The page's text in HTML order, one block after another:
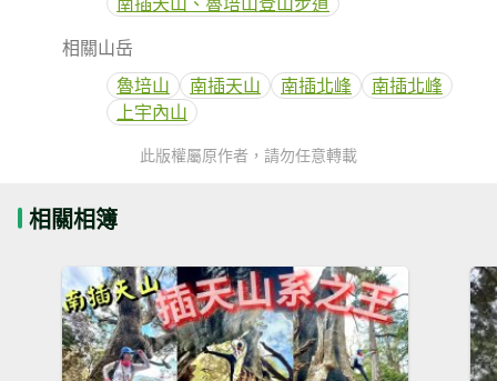
相關山岳
魯培山
南插天山 南插北峰
南插北峰
上宇內山
此版權屬原作者，請勿任意轉載
相關相簿